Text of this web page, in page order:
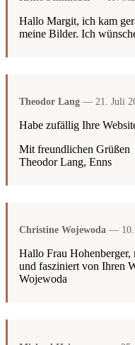
Hallo Margit, ich kam
meine Bilder. Ich
Theodor Lang — 21. Juli
Habe zufällig Ihre
Mit freundlichen Grüßen
Theodor Lang, Enns
Christine Wojewoda — 10.
Hallo Frau Hohenberger,
und fasziniert von Ihren
Wojewoda